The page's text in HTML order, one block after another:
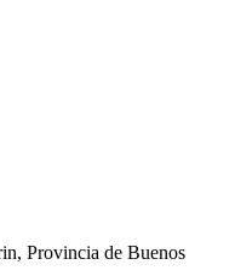
Provincia de Buenos